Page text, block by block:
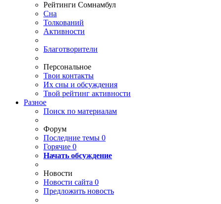
Рейтинги Сомнамбул
Сна
Толкований
Активности
Благотворители
Персональное
Твои контакты
Их сны и обсуждения
Твой рейтинг активности
Разное
Поиск по материалам
Форум
Последние темы 0
Горячие 0
Начать обсуждение
Новости
Новости сайта 0
Предложить новость